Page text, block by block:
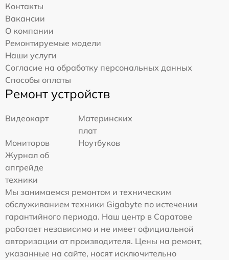
Контакты
Вакансии
О компании
Ремонтируемые модели
Наши услуги
Согласие на обработку персональных данных
Способы оплаты
Ремонт устройств
Видеокарт
Материнских
плат
Мониторов
Ноутбуков
Журнал об
апгрейде
техники
Мы занимаемся ремонтом и техническим
обслуживанием техники Gigabyte по истечении
гарантийного периода. Наш центр в Саратове
работает независимо и не имеет официальной
авторизации от производителя. Цены на ремонт,
указанные на сайте, носят исключительно